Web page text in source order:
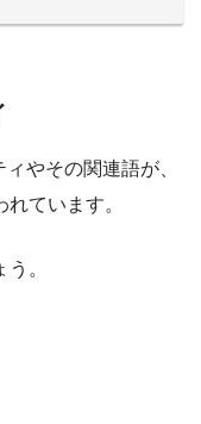
やその関連語が、
ています。
。